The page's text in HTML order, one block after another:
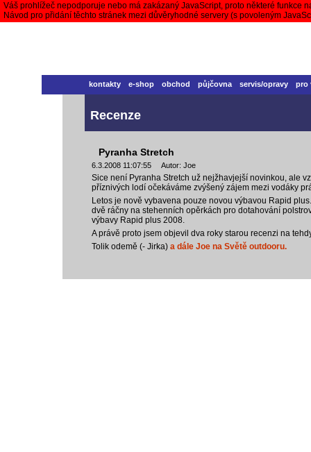
Váš prohlížeč nepodporuje nebo má zakázaný JavaScript, proto některé funkce
Návod pro přidání těchto stránek mezi důvěryhodné servery (s povoleným
kontakty e-shop obchod půjčovna servis/opravy pro
Recenze
Pyranha Stretch
6.3.2008 11:07:55 Autor: Joe
Sice není Pyranha Stretch už nejžhavjejší novinkou, ale
příznivých lodí očekáváme zvýšený zájem mezi vodáky
Letos je nově vybavena pouze novou výbavou Rapid
dvě ráčny na stehenních opěrkách pro dotahování
výbavy Rapid plus 2008.
A právě proto jsem objevil dva roky starou recenzi na
Tolik odemě (- Jirka) a dále Joe na Světě outdooru.